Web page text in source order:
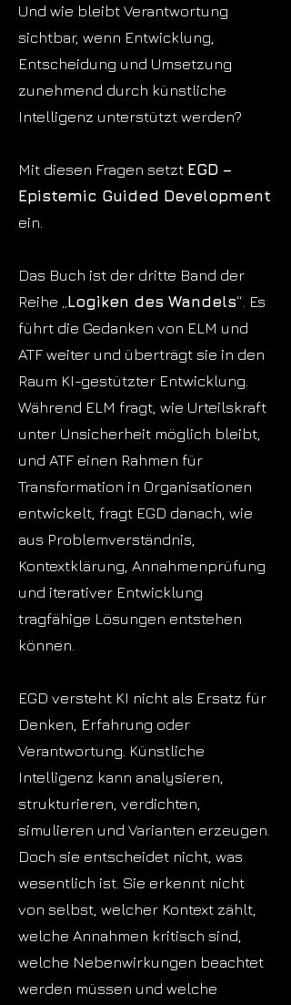
Und wie bleibt Verantwortung
sichtbar, wenn Entwicklung,
Entscheidung und Umsetzung
zunehmend durch künstliche
Intelligenz unterstützt werden?
Mit diesen Fragen setzt EGD –
Epistemic Guided Development
ein.
Das Buch ist der dritte Band der
Reihe „Logiken des Wandels“. Es
führt die Gedanken von ELM und
ATF weiter und überträgt sie in den
Raum KI-gestützter Entwicklung.
Während ELM fragt, wie Urteilskraft
unter Unsicherheit möglich bleibt,
und ATF einen Rahmen für
Transformation in Organisationen
entwickelt, fragt EGD danach, wie
aus Problemverständnis,
Kontextklärung, Annahmenprüfung
und iterativer Entwicklung
tragfähige Lösungen entstehen
können.
EGD versteht KI nicht als Ersatz für
Denken, Erfahrung oder
Verantwortung. Künstliche
Intelligenz kann analysieren,
strukturieren, verdichten,
simulieren und Varianten erzeugen.
Doch sie entscheidet nicht, was
wesentlich ist. Sie erkennt nicht
von selbst, welcher Kontext zählt,
welche Annahmen kritisch sind,
welche Nebenwirkungen beachtet
werden müssen und welche